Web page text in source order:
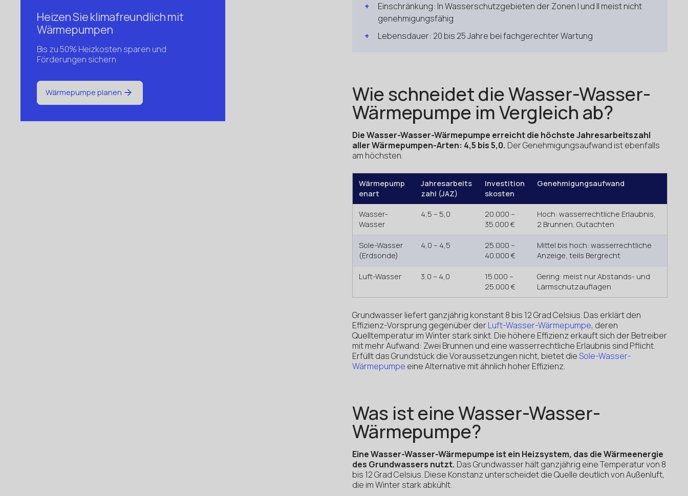
Heizen Sie klimafreundlich mit
Wärmepumpen
Bis zu 50% Heizkosten sparen und
Förderungen sichern
Wärmepumpe planen
Einschränkung: In Wasserschutzgebieten der Zonen I und II meist nicht
genehmigungsfähig
Lebensdauer: 20 bis 25 Jahre bei fachgerechter Wartung
Wie schneidet die Wasser-Wasser-
Wärmepumpe im Vergleich ab?
Die Wasser-Wasser-Wärmepumpe erreicht die höchste Jahresarbeitszahl
aller Wärmepumpen-Arten: 4,5 bis 5,0. Der Genehmigungsaufwand ist ebenfalls
am höchsten.
Wärmepump
enart
Jahresarbeits
zahl (JAZ)
Investition
skosten
Genehmigungsaufwand
Wasser-
Wasser
4,5 – 5,0
20.000 –
35.000 €
Hoch: wasserrechtliche Erlaubnis,
2 Brunnen, Gutachten
Sole-Wasser
(Erdsonde)
4,0 – 4,5
25.000 –
40.000 €
Mittel bis hoch: wasserrechtliche
Anzeige, teils Bergrecht
Luft-Wasser 3,0 – 4,0
15.000 –
25.000 €
Gering: meist nur Abstands- und
Lärmschutzauflagen
Grundwasser liefert ganzjährig konstant 8 bis 12 Grad Celsius. Das erklärt den
Effizienz-Vorsprung gegenüber derLuft-Wasser-Wärmepumpe, deren
Quelltemperatur im Winter stark sinkt. Die höhere Effizienz erkauft sich der Betreiber
mit mehr Aufwand: Zwei Brunnen und eine wasserrechtliche Erlaubnis sind Pflicht.
Erfüllt das Grundstück die Voraussetzungen nicht, bietet dieSole-Wasser-
Wärmepumpe eine Alternative mit ähnlich hoher Effizienz.
Was ist eine Wasser-Wasser-
Wärmepumpe?
Eine Wasser-Wasser-Wärmepumpe ist ein Heizsystem, das die Wärmeenergie
des Grundwassers nutzt. Das Grundwasser hält ganzjährig eine Temperatur von 8
bis 12 Grad Celsius. Diese Konstanz unterscheidet die Quelle deutlich von Außenluft,
die im Winter stark abkühlt.